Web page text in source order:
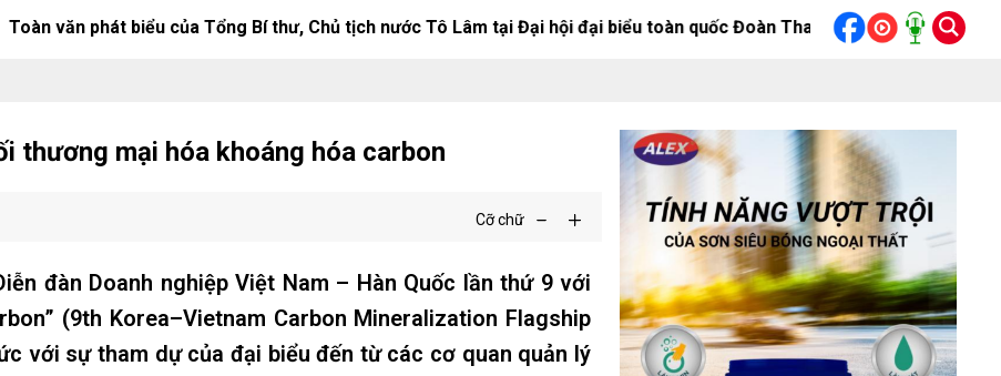
của Tổng Bí thư, Chủ tịch nước Tô Lâm tại Đại hội đại biểu toàn quốc Đoàn Thanh niên cộng sản Hồ Chí Minh lần thứ XIII
thương mại hóa khoáng hóa carbon
Cỡ chữ
đàn Doanh nghiệp Việt Nam – Hàn Quốc lần thứ 9 với
(9th Korea–Vietnam Carbon Mineralization Flagship
với sự tham dự của đại biểu đến từ các cơ quan quản lý